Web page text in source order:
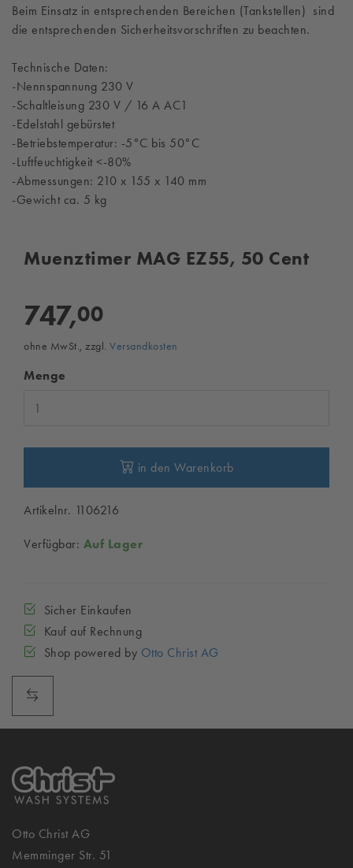
Beim Einsatz in entsprechenden Bereichen (Tankstellen) sind
die entsprechenden Sicherheitsvorschriften zu beachten.
Technische Daten:
-Nennspannung 230 V
-Schaltleisung 230 V / 16 A AC1
-Edelstahl gebürstet
-Betriebstemperatur: -5°C bis 50°C
-Luftfeuchtigkeit <-80%
-Abmessungen: 210 x 155 x 140 mm
-Gewicht ca. 5 kg
Muenztimer MAG EZ55, 50 Cent
747,00
ohne MwSt., zzgl. Versandkosten
Menge
in den Warenkorb
Artikelnr. 1106216
Verfügbar: Auf Lager
Sicher Einkaufen
Kauf auf Rechnung
Shop powered by Otto Christ AG
Otto Christ AG
Memminger Str. 51